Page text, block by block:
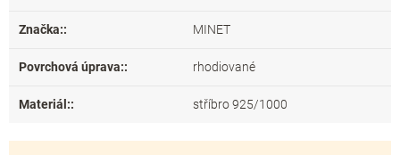
Značka:: MINET
Povrchová úprava:: rhodiované
Materiál:: stříbro 925/1000